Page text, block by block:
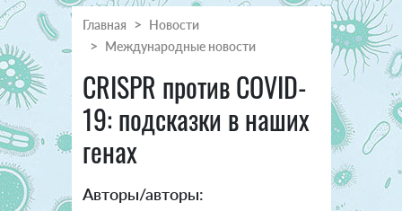
Главная
Новости
Международные новости
CRISPR против COVID-
19: подсказки в наших
генах
Авторы/авторы: